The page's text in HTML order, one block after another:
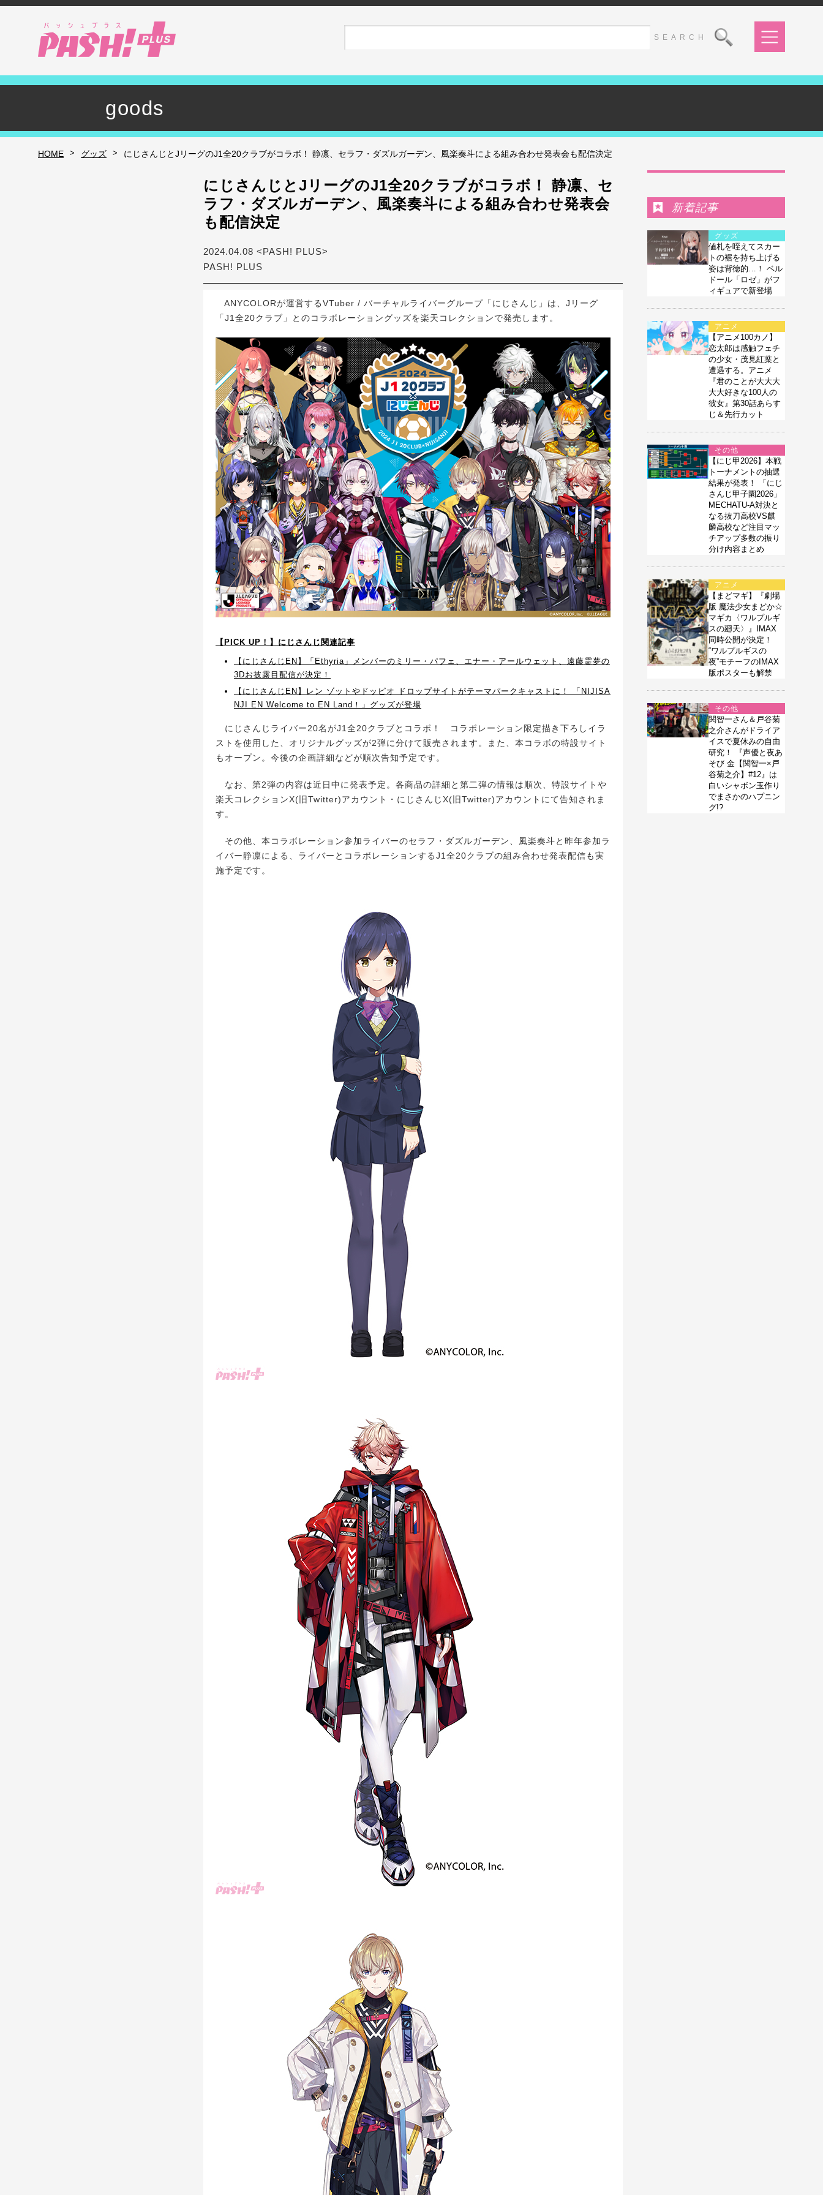
goods
HOME > グッズ > にじさんじとJリーグのJ1全20クラブがコラボ！ 静凛、セラフ・ダズルガーデン、風楽奏斗による組み合わせ発表会も配信決定
にじさんじとJリーグのJ1全20クラブがコラボ！ 静凛、セ
ラフ・ダズルガーデン、風楽奏斗による組み合わせ発表会
も配信決定
2024.04.08 <PASH! PLUS>
PASH! PLUS
ANYCOLORが運営するVTuber / バーチャルライバーグループ「にじさんじ」は、Jリーグ
「J1全20クラブ」とのコラボレーショングッズを楽天コレクションで発売します。
【PICK UP！】にじさんじ関連記事
【にじさんじEN】「Ethyria」メンバーのミリー・パフェ、エナー・アールウェット、遠藤霊夢の
3Dお披露目配信が決定！
【にじさんじEN】レン ゾットやドッピオ ドロップサイトがテーマパークキャストに！ 「NIJISA
NJI EN Welcome to EN Land！」グッズが登場
にじさんじライバー20名がJ1全20クラブとコラボ！ コラボレーション限定描き下ろしイラ
ストを使用した、オリジナルグッズが2弾に分けて販売されます。また、本コラボの特設サイト
もオープン。今後の企画詳細などが順次告知予定です。
なお、第2弾の内容は近日中に発表予定。各商品の詳細と第二弾の情報は順次、特設サイトや
楽天コレクションX(旧Twitter)アカウント・にじさんじX(旧Twitter)アカウントにて告知されま
す。
その他、本コラボレーション参加ライバーのセラフ・ダズルガーデン、風楽奏斗と昨年参加ラ
イバー静凛による、ライバーとコラボレーションするJ1全20クラブの組み合わせ発表配信も実
施予定です。
新着記事
グッズ
値札を咥えてスカー
トの裾を持ち上げる
姿は背徳的…！ ベル
ドール「ロゼ」がフ
ィギュアで新登場
アニメ
【アニメ100カノ】
恋太郎は感触フェチ
の少女・茂見紅葉と
遭遇する。アニメ
『君のことが大大大
大大好きな100人の
彼女』第30話あらす
じ＆先行カット
その他
【にじ甲2026】本戦
トーナメントの抽選
結果が発表！ 「にじ
さんじ甲子園2026」
MECHATU-A対決と
なる抜刀高校VS麒
麟高校など注目マッ
チアップ多数の振り
分け内容まとめ
アニメ
【まどマギ】『劇場
版 魔法少女まどか☆
マギカ〈ワルプルギ
スの廻天〉』IMAX
同時公開が決定！
“ワルプルギスの
夜”モチーフのIMAX
版ポスターも解禁
その他
関智一さん＆戸谷菊
之介さんがドライア
イスで夏休みの自由
研究！ 『声優と夜あ
そび 金【関智一×戸
谷菊之介】#12』は
白いシャボン玉作り
でまさかのハプニン
グ!?